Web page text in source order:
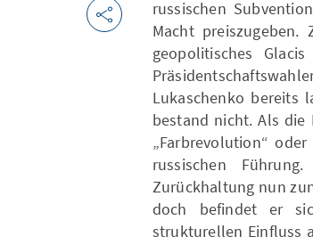
russischen
Macht
geopolitisches
Lukaschenko bereits
bestand nicht. Als die
„Farbrevolution“
russischen
Zurückhaltung nun
doch befindet er
strukturellen Einfluss